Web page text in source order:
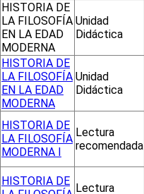
HISTORIA DE
LA FILOSOFÍA
EN LA EDAD
MODERNA
Unidad
Didáctica
HISTORIA DE
LA FILOSOFÍA
EN LA EDAD
MODERNA
Unidad
Didáctica
HISTORIA DE
LA FILOSOFÍA
MODERNA I
Lectura
recomendada
HISTORIA DE
Lectura